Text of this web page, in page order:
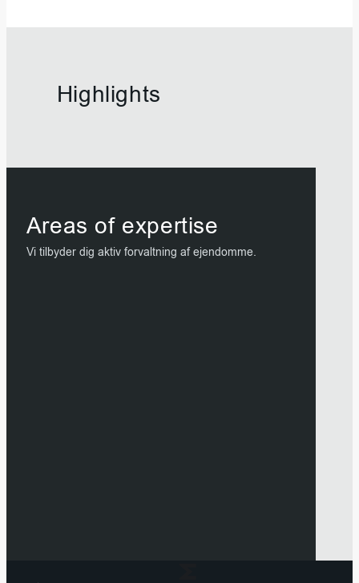
Highlights
Areas of expertise
Vi tilbyder dig aktiv forvaltning af ejendomme.